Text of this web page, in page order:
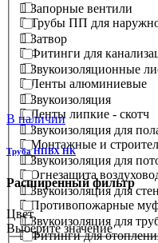
Трубы ПП для
Фитинги для
Ленты алюминиевые
Ленты липкие - скотч
Монтажные и
Огнезащита
Противопожарные
Фитинги для
Запорные вентили
Затвор
Звукоизоляционные
Звукоизоляция
Звукоизоляция для
Звукоизоляция для
Звукоизоляция для стен
Звукоизоляция для
В наличии
Труба НПВХ НК
Расширенный фильтр
Цвет
Выберите значение